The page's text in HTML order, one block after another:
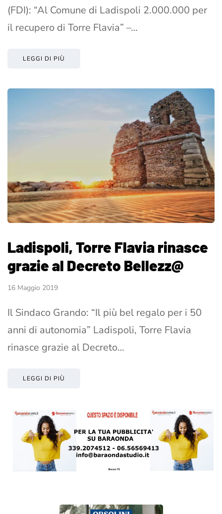
(FDI): “Al Comune di Ladispoli 2.000.000 per
il recupero di Torre Flavia” –…
LEGGI DI PIÙ
Ladispoli, Torre Flavia rinasce
grazie al Decreto Bellezz@
16 Maggio 2019
Il Sindaco Grando: “Il più bel regalo per i 50
anni di autonomia” Ladispoli, Torre Flavia
rinasce grazie al Decreto…
LEGGI DI PIÙ